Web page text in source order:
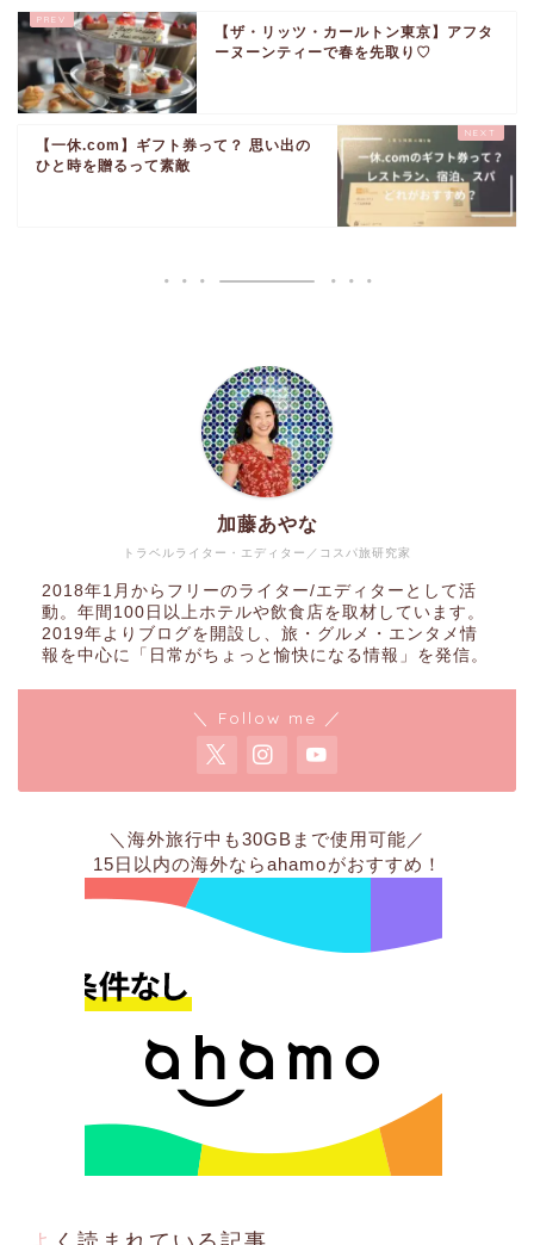
【ザ・リッツ・カールトン東京】アフタ
ーヌーンティーで春を先取り♡
【一休.com】ギフト券って？ 思い出の
ひと時を贈るって素敵
トラベルライター・エディター／コスパ旅研究家
加藤あやな
2018年1月からフリーのライター/エディターとして活
動。年間100日以上ホテルや飲食店を取材しています。
2019年よりブログを開設し、旅・グルメ・エンタメ情
報を中心に「日常がちょっと愉快になる情報」を発信。
＼ Follow me ／
＼海外旅行中も30GBまで使用可能／
15日以内の海外ならahamoがおすすめ！